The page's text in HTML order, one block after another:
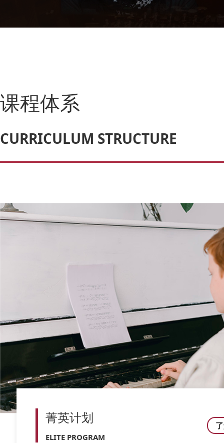
课程体系
CURRICULUM STRUCTURE
菁英计划
ELITE PROGRAM